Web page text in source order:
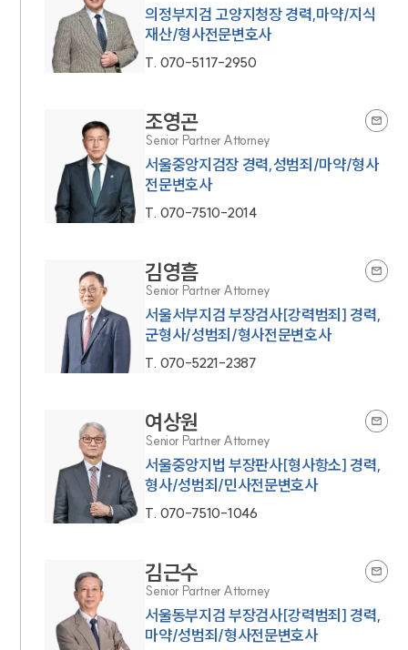
의정부지검 고양지청장 경력,마약/지식
재산/형사전문변호사
T. 070-5117-2950
조영곤
Senior Partner Attorney
서울중앙지검장 경력,성범죄/마약/형사
전문변호사
T. 070-7510-2014
김영흠
Senior Partner Attorney
서울서부지검 부장검사[강력범죄] 경력,
군형사/성범죄/형사전문변호사
T. 070-5221-2387
여상원
Senior Partner Attorney
서울중앙지법 부장판사[형사항소] 경력,
형사/성범죄/민사전문변호사
T. 070-7510-1046
김근수
Senior Partner Attorney
서울동부지검 부장검사[강력범죄] 경력,
마약/성범죄/형사전문변호사